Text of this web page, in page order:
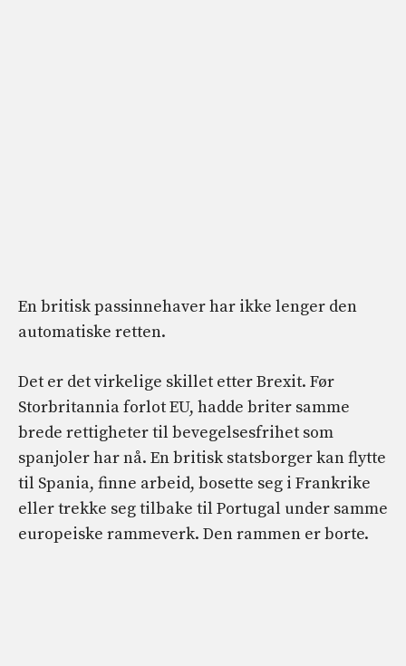
En britisk passinnehaver har ikke lenger den
automatiske retten.
Det er det virkelige skillet etter Brexit. Før
Storbritannia forlot EU, hadde briter samme
brede rettigheter til bevegelsesfrihet som
spanjoler har nå. En britisk statsborger kan flytte
til Spania, finne arbeid, bosette seg i Frankrike
eller trekke seg tilbake til Portugal under samme
europeiske rammeverk. Den rammen er borte.